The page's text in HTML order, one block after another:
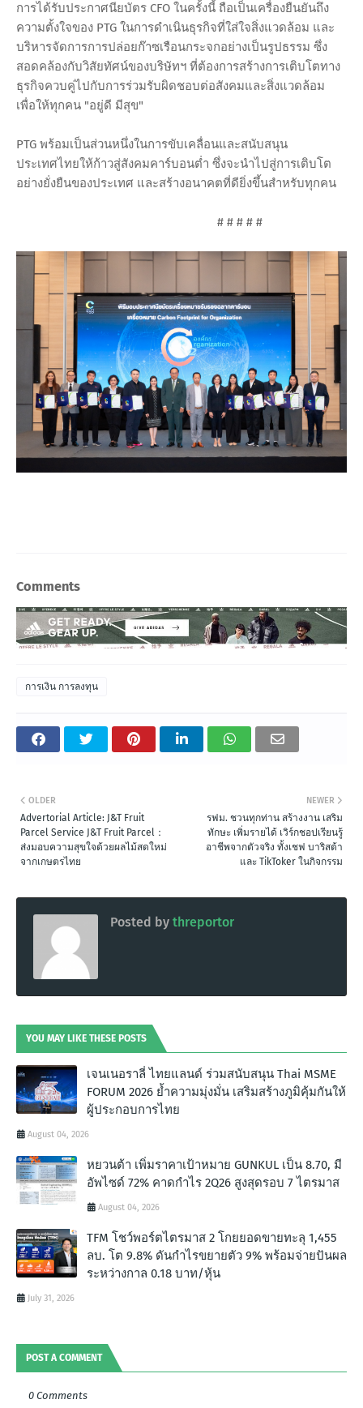
การได้รับประกาศนียบัตร CFO ในครั้งนี้ ถือเป็นเครื่องยืนยันถึง
ความตั้งใจของ PTG ในการดำเนินธุรกิจที่ใส่ใจสิ่งแวดล้อม และ
บริหารจัดการการปล่อยก๊าซเรือนกระจกอย่างเป็นรูปธรรม ซึ่ง
สอดคล้องกับวิสัยทัศน์ของบริษัทฯ ที่ต้องการสร้างการเติบโตทาง
ธุรกิจควบคู่ไปกับการร่วมรับผิดชอบต่อสังคมและสิ่งแวดล้อม
เพื่อให้ทุกคน "อยู่ดี มีสุข"
PTG พร้อมเป็นส่วนหนึ่งในการขับเคลื่อนและสนับสนุน
ประเทศไทยให้ก้าวสู่สังคมคาร์บอนต่ำ ซึ่งจะนำไปสู่การเติบโต
อย่างยั่งยืนของประเทศ และสร้างอนาคตที่ดียิ่งขึ้นสำหรับทุกคน
# # # # #
Comments
การเงิน การลงทุน
NEWER
รฟม. ชวนทุกท่าน สร้างงาน เสริม
ทักษะ เพิ่มรายได้ เวิร์กชอปเรียนรู้
อาชีพจากตัวจริง ทั้งเชฟ บาริสต้า
และ TikToker ในกิจกรรม
OLDER
Advertorial Article: J&T Fruit
Parcel Service J&T Fruit Parcel：
ส่งมอบความสุขใจด้วยผลไม้สดใหม่
จากเกษตรไทย
Posted by threportor
YOU MAY LIKE THESE POSTS
เจนเนอราลี่ ไทยแลนด์ ร่วมสนับสนุน Thai MSME
FORUM 2026 ย้ำความมุ่งมั่น เสริมสร้างภูมิคุ้มกันให้
ผู้ประกอบการไทย
August 04, 2026
หยวนต้า เพิ่มราคาเป้าหมาย GUNKUL เป็น 8.70, มี
อัพไซด์ 72% คาดกำไร 2Q26 สูงสุดรอบ 7 ไตรมาส
August 04, 2026
TFM โชว์พอร์ตไตรมาส 2 โกยยอดขายทะลุ 1,455
ลบ. โต 9.8% ดันกำไรขยายตัว 9% พร้อมจ่ายปันผล
ระหว่างกาล 0.18 บาท/หุ้น
July 31, 2026
POST A COMMENT
0 Comments